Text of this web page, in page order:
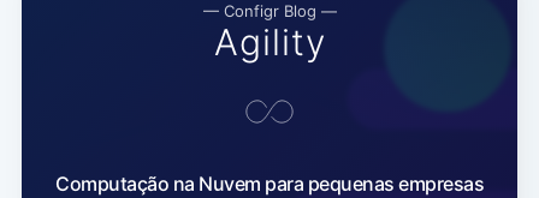
— Configr Blog —
Agility
Computação na Nuvem para pequenas empresas